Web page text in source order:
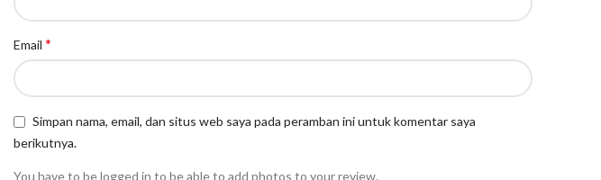
Email *
Simpan nama, email, dan situs web saya pada peramban ini untuk komentar saya
berikutnya.
You have to be logged in to be able to add photos to your review.